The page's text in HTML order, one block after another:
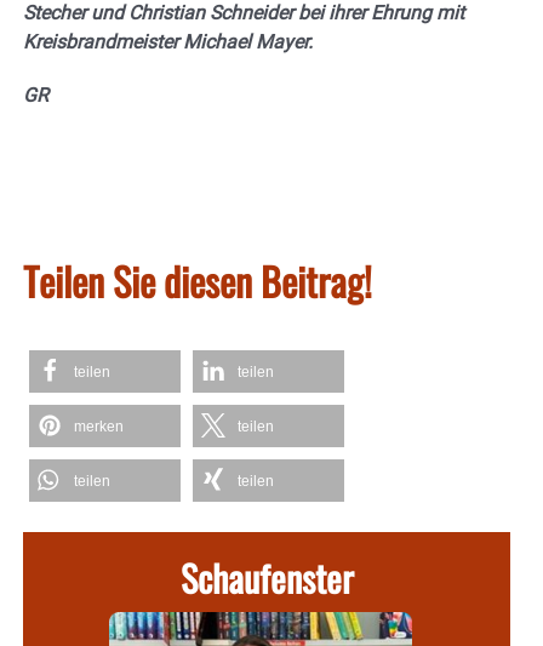
Stecher und Christian Schneider bei ihrer Ehrung mit
Kreisbrandmeister Michael Mayer.
GR
Teilen Sie diesen Beitrag!
teilen teilen
merken teilen
teilen teilen
Schaufenster